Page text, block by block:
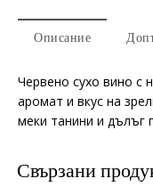
Описание
Червено сухо вино с
аромат и вкус на
меки танини и дълъг
Свързани